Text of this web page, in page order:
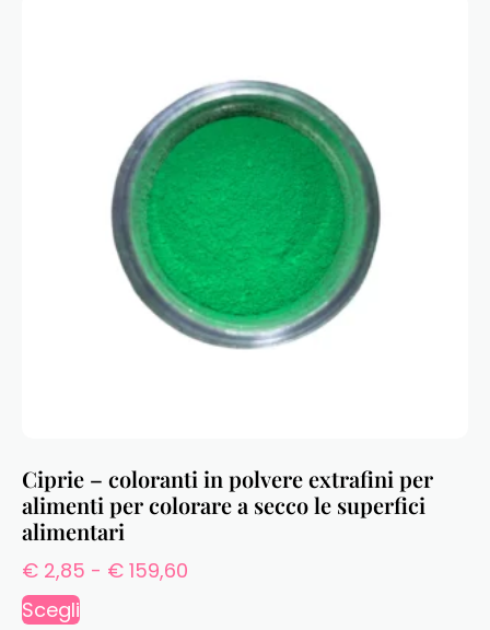
Ciprie – coloranti in polvere extrafini per
alimenti per colorare a secco le superfici
alimentari
€ 2,85 - € 159,60
Scegli